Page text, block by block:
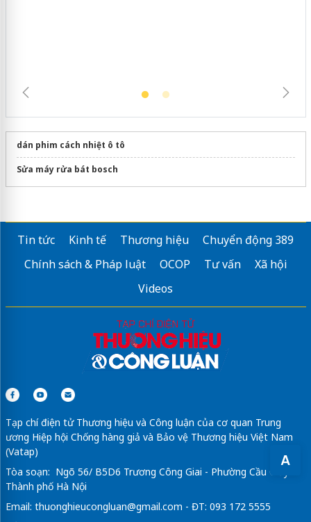
A
dán phim cách nhiệt ô tô
Sửa máy rửa bát bosch
Tin tức Kinh tế Thương hiệu
Chuyển động 389
Chính sách & Pháp luật
OCOP Tư vấn
Xã hội
Videos
Tạp chí điện tử Thương hiệu và Công luận của cơ quan Trung
ương Hiệp hội Chống hàng giả và Bảo vệ Thương hiệu Việt Nam
(Vatap)
Tòa soạn: Ngõ 56/ B5D6 Trương Công Giai - Phường Cầu Giấy -
Thành phố Hà Nội
Email: thuonghieucongluan@gmail.com - ĐT: 093 172 5555